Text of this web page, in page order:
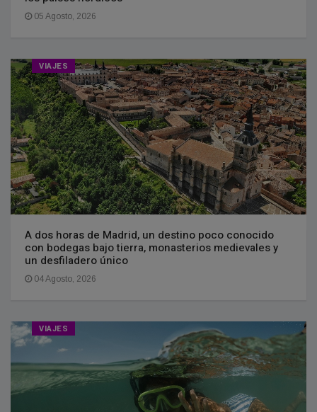
05 Agosto, 2026
VIAJES
A dos horas de Madrid, un destino poco conocido
con bodegas bajo tierra, monasterios medievales y
un desfiladero único
04 Agosto, 2026
VIAJES